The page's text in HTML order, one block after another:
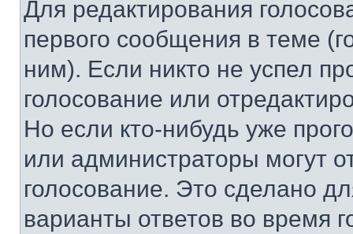
Для редактирования
первого сообщения в теме
ним). Если никто не успел
голосование или
Но если кто-нибудь уже
или администраторы могут
голосование. Это сделано
варианты ответов во время